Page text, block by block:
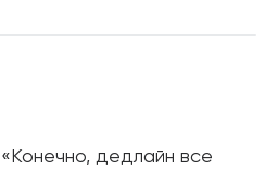
дедлайн все